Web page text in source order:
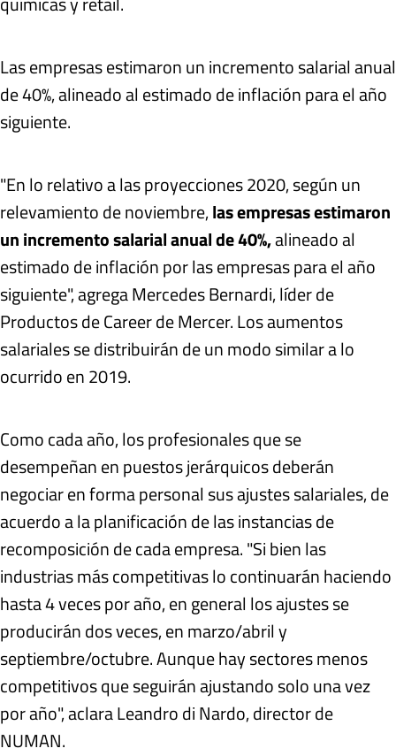
Las empresas estimaron un incremento salarial anual
de 40%, alineado al estimado de inflación para el año
siguiente.
"En lo relativo a las proyecciones 2020, según un
relevamiento de noviembre,las empresas estimaron
un incremento salarial anual de 40%,alineado al
estimado de inflación por las empresas para el año
siguiente", agrega Mercedes Bernardi, líder de
Productos de Career de Mercer. Los aumentos
salariales se distribuirán de un modo similar a lo
ocurrido en 2019.
Como cada año, los profesionales que se
desempeñan en puestos jerárquicos deberán
negociar en forma personal sus ajustes salariales, de
acuerdo a la planificación de las instancias de
recomposición de cada empresa. "Si bien las
industrias más competitivas lo continuarán haciendo
hasta 4 veces por año, en general los ajustes se
producirán dos veces, en marzo/abril y
septiembre/octubre. Aunque hay sectores menos
competitivos que seguirán ajustando solo una vez
por año", aclara Leandro di Nardo, director de
NUMAN.